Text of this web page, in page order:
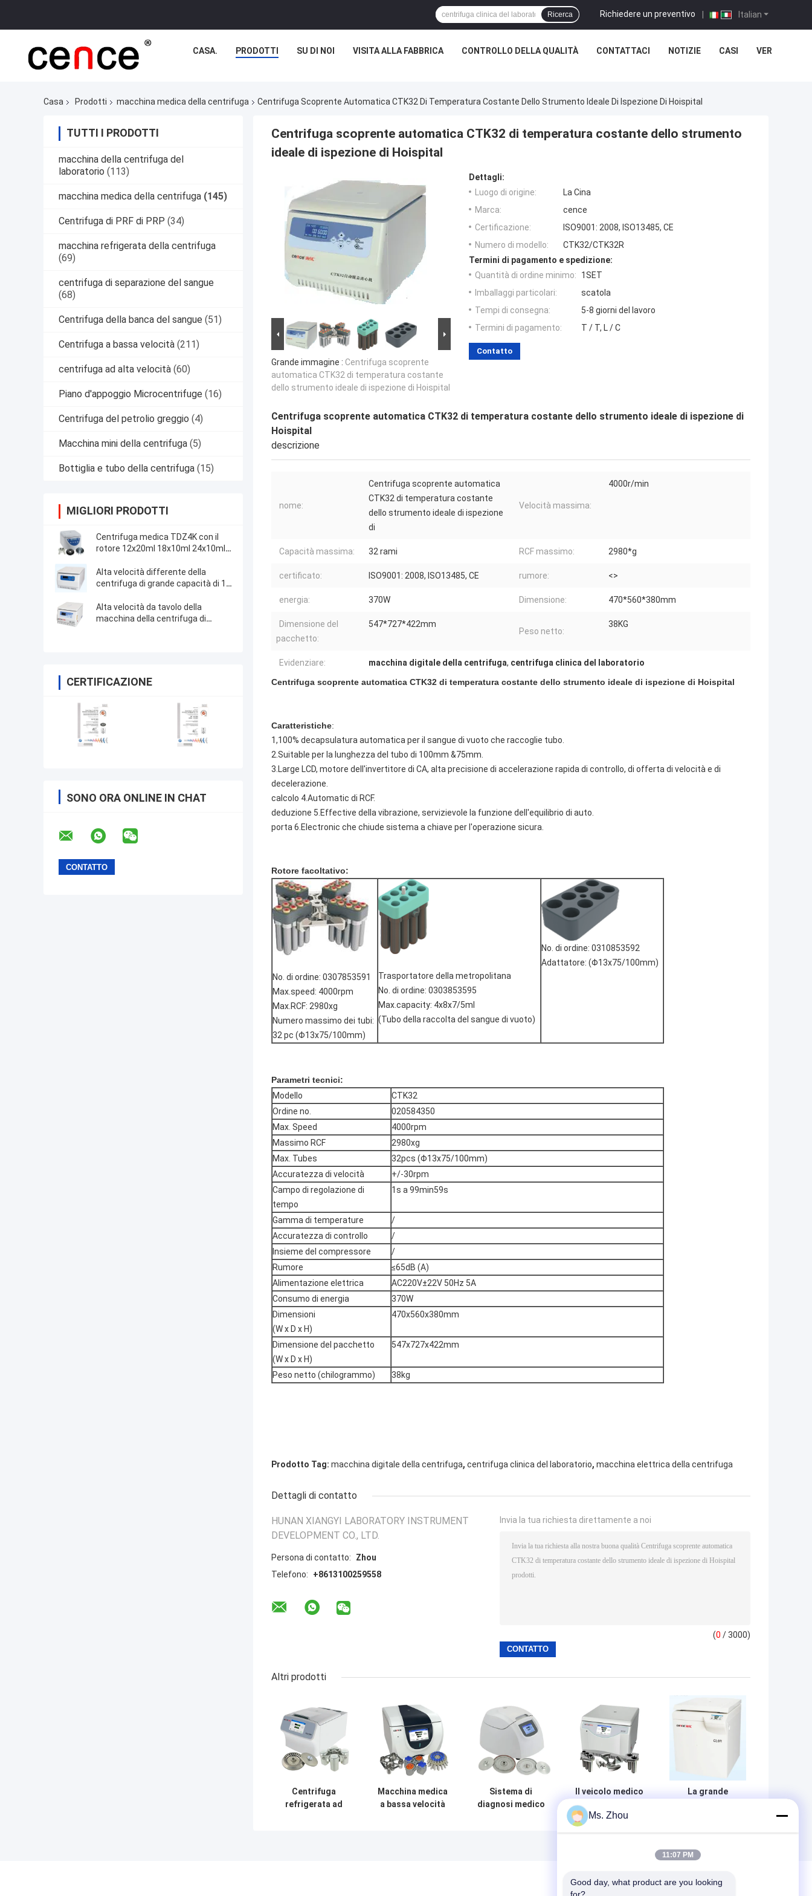
Italian
Richiedere un preventivo |
Ricerca
CASA. PRODOTTI SU DI NOI VISITA ALLA FABBRICA CONTROLLO DELLA QUALITÀ CONTATTACI NOTIZIE CASI VER
Casa Prodotti macchina medica della centrifuga Centrifuga Scoprente Automatica CTK32 Di Temperatura Costante Dello Strumento Ideale Di Ispezione Di Hoispital
TUTTI I PRODOTTI
macchina della centrifuga del
laboratorio (113)
macchina medica della centrifuga (145)
Centrifuga di PRF di PRP (34)
macchina refrigerata della centrifuga
(69)
centrifuga di separazione del sangue
(68)
Centrifuga della banca del sangue (51)
Centrifuga a bassa velocità (211)
centrifuga ad alta velocità (60)
Piano d'appoggio Microcentrifuge (16)
Centrifuga del petrolio greggio (4)
Macchina mini della centrifuga (5)
Bottiglia e tubo della centrifuga (15)
MIGLIORI PRODOTTI
Centrifuga medica TDZ4K con il
rotore 12x20ml 18x10ml 24x10ml
Alta velocità differente della
centrifuga di grande capacità di 11
Alta velocità da tavolo della
macchina della centrifuga di
CERTIFICAZIONE
SONO ORA ONLINE IN CHAT
Centrifuga scoprente automatica CTK32 di temperatura costante dello strumento
ideale di ispezione di Hoispital
Grande immagine : Centrifuga scoprente
automatica CTK32 di temperatura costante
dello strumento ideale di ispezione di Hoispital
Dettagli:
Luogo di origine:
La Cina
Marca:
cence
Certificazione:
ISO9001: 2008, ISO13485, CE
Numero di modello:
CTK32/CTK32R
Termini di pagamento e spedizione:
Quantità di ordine minimo:
1SET
Imballaggi particolari:
scatola
Tempi di consegna:
5-8 giorni del lavoro
Termini di pagamento:
T / T, L / C
Contatto
Centrifuga scoprente automatica CTK32 di temperatura costante dello strumento ideale di ispezione di
Hoispital
descrizione
nome:
Centrifuga scoprente automatica
CTK32 di temperatura costante
dello strumento ideale di ispezione
di
Velocità massima:
4000r/min
Capacità massima: 32 rami RCF massimo: 2980*g
certificato: ISO9001: 2008, ISO13485, CE rumore: <>
energia: 370W Dimensione: 470*560*380mm
Dimensione del
pacchetto:
547*727*422mm
Peso netto:
38KG
Evidenziare: macchina digitale della centrifuga, centrifuga clinica del laboratorio
Centrifuga scoprente automatica CTK32 di temperatura costante dello strumento ideale di ispezione di Hoispital
Caratteristiche:
1,100% decapsulatura automatica per il sangue di vuoto che raccoglie tubo.
2.Suitable per la lunghezza del tubo di 100mm &75mm.
3.Large LCD, motore dell'invertitore di CA, alta precisione di accelerazione rapida di controllo, di offerta di velocità e di
decelerazione.
calcolo 4.Automatic di RCF.
deduzione 5.Effective della vibrazione, servizievole la funzione dell'equilibrio di auto.
porta 6.Electronic che chiude sistema a chiave per l'operazione sicura.
Rotore facoltativo:
No. di ordine: 0307853591
Max.speed: 4000rpm
Max.RCF: 2980xg
Numero massimo dei tubi:
32 pc (Φ13x75/100mm)
Trasportatore della metropolitana
No. di ordine: 0303853595
Max.capacity: 4x8x7/5ml
(Tubo della raccolta del sangue di vuoto)
No. di ordine: 0310853592
Adattatore: (Φ13x75/100mm)
Parametri tecnici:
Modello
CTK32
Ordine no.
020584350
Max. Speed
4000rpm
Massimo RCF
2980xg
Max. Tubes
32pcs (Φ13x75/100mm)
Accuratezza di velocità
+/-30rpm
Campo di regolazione di
tempo
1s a 99min59s
Gamma di temperature
/
Accuratezza di controllo
/
Insieme del compressore
/
Rumore
≤65dB (A)
Alimentazione elettrica
AC220V±22V 50Hz 5A
Consumo di energia
370W
Dimensioni
(W x D x H)
470x560x380mm
Dimensione del pacchetto
(W x D x H)
547x727x422mm
Peso netto (chilogrammo) 38kg
Prodotto Tag: macchina digitale della centrifuga, centrifuga clinica del laboratorio, macchina elettrica della centrifuga
Dettagli di contatto
HUNAN XIANGYI LABORATORY INSTRUMENT
DEVELOPMENT CO., LTD.
Persona di contatto:
Zhou
Telefono:
+8613100259558
Invia la tua richiesta direttamente a noi
(0 / 3000)
Altri prodotti
Centrifuga
refrigerata ad
Macchina medica
a bassa velocità
Sistema di
diagnosi medico
Il veicolo medico
della macchina
della centrifuga
sangue
La grande
centrifuga per le
sangue/farmacia
Ms. Zhou
11:07 PM
Good day, what product are you looking